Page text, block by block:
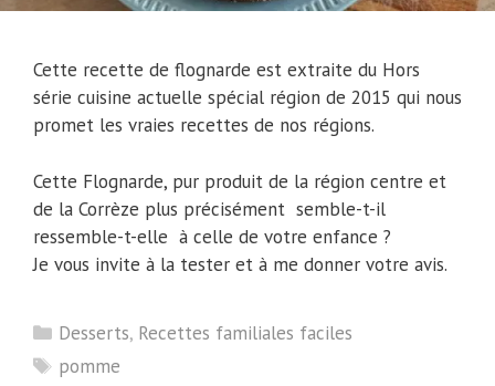
Cette recette de flognarde est extraite du Hors
série cuisine actuelle spécial région de 2015 qui nous
promet les vraies recettes de nos régions.
Cette Flognarde, pur produit de la région centre et
de la Corrèze plus précisément semble-t-il
ressemble-t-elle à celle de votre enfance ?
Je vous invite à la tester et à me donner votre avis.
Catégories
Desserts, Recettes familiales faciles
Étiquettes
pomme